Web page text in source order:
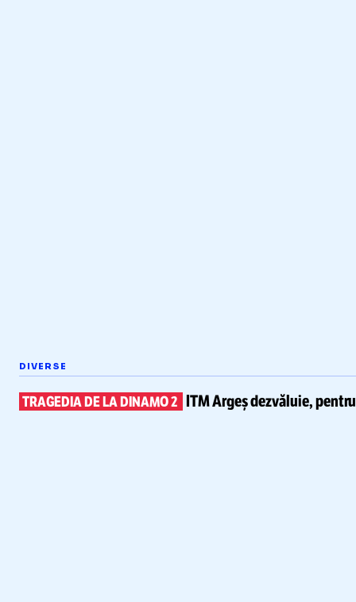
DIVERSE
TRAGEDIA DE LA DINAMO 2 ITM Argeș dezvăluie,